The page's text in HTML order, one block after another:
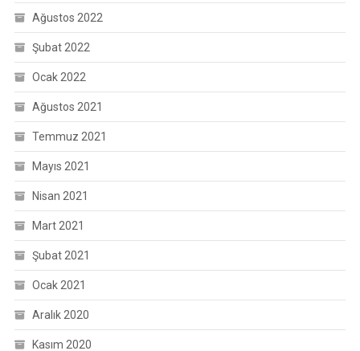
Ağustos 2022
Şubat 2022
Ocak 2022
Ağustos 2021
Temmuz 2021
Mayıs 2021
Nisan 2021
Mart 2021
Şubat 2021
Ocak 2021
Aralık 2020
Kasım 2020